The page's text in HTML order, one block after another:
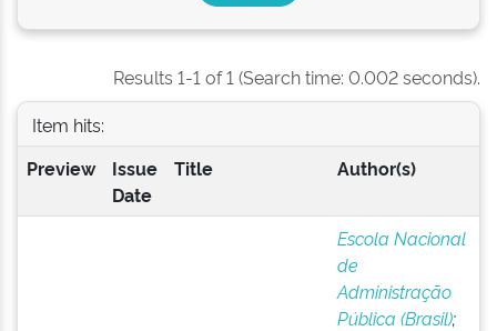
Results 1-1 of 1 (Search time: 0.002 seconds).
Item hits:
Preview
Issue
Date
Title Author(s)
Escola Nacional
de
Administração
Pública (Brasil);